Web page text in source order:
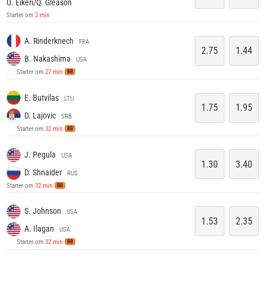
U. Eikeri/Q. Gleason
Starter om2 min
A. Rinderknech FRA
B. Nakashima
USA
Starter om27 min BB
2.75 1.44
E. Butvilas LTU
D. Lajovic
SRB
Starter om32 min BB
1.75 1.95
J. Pegula USA
D. Shnaider
RUS
Starter om32 min BB
1.30 3.40
S. Johnson USA
A. Ilagan
USA
Starter om32 min BB
1.53 2.35